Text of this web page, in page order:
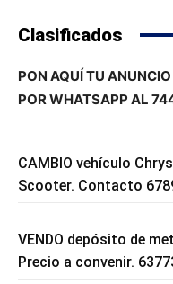
Clasificados
PON AQUÍ TU
POR WHATSAPP AL
CAMBIO vehículo
Scooter. Contacto
VENDO depósito de
Precio a convenir.